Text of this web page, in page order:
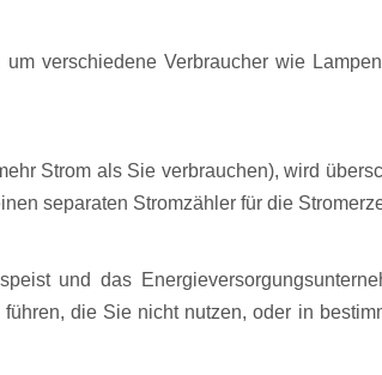
verschiedene Verbraucher wie
Strom als Sie verbrauchen), wird
separaten Stromzähler für die
und das
die Sie nicht nutzen, oder in